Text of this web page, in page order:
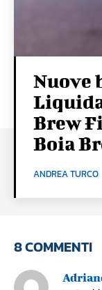
Nuove
Brew
Boia
ANDREA TURCO
8 COMMENTI